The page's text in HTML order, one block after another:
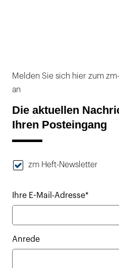
Melden Sie sich hier zum
an
Die aktuellen
Ihren Posteingang
zm Heft-Newsletter
Ihre E-Mail-Adresse*
Anrede